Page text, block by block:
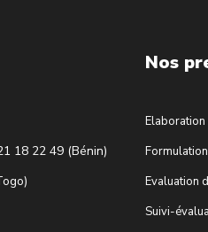
18 22 49 (Bénin)
Nos
Evaluation
Suivi-